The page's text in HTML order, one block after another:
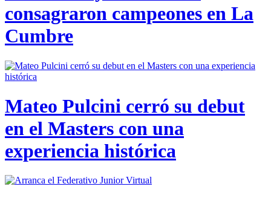
consagraron campeones en La
Cumbre
Mateo Pulcini cerró su debut
en el Masters con una
experiencia histórica